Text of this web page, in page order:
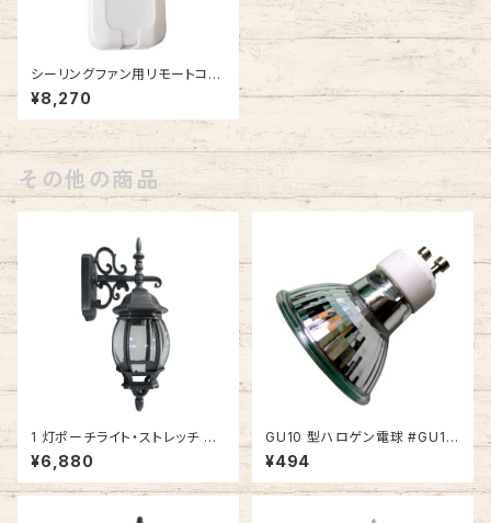
シーリングファン用リモートコン
トローラー #154088
¥8,270
その他の商品
1 灯ポーチライト・ストレッチ SB
(シルバーブラック・下向き)
¥6,880
GU10 型ハロゲン電球 #GU10
-35
¥494